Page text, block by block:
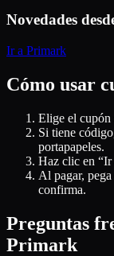
Novedades
Ir a Primark
Cómo usar
Elige el cupón
Si tiene
portapapeles.
Haz clic en “Ir
Al pagar,
confirma.
Preguntas
Primark